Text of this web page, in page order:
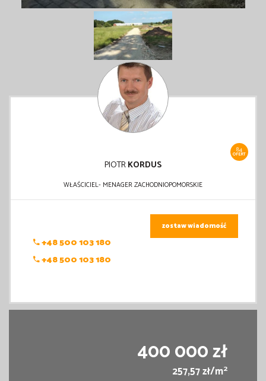
84
OFERT
PIOTRKORDUS
WŁAŚCICIEL- MENAGER ZACHODNIOPOMORSKIE
+48 500 103 180
+48 500 103 180
zostaw wiadomość
400 000 zł
257,57 zł/m2